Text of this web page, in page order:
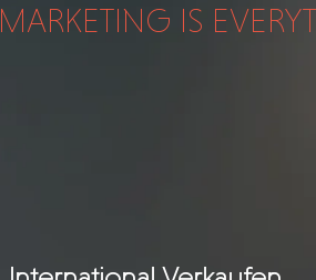
MARKETING IS